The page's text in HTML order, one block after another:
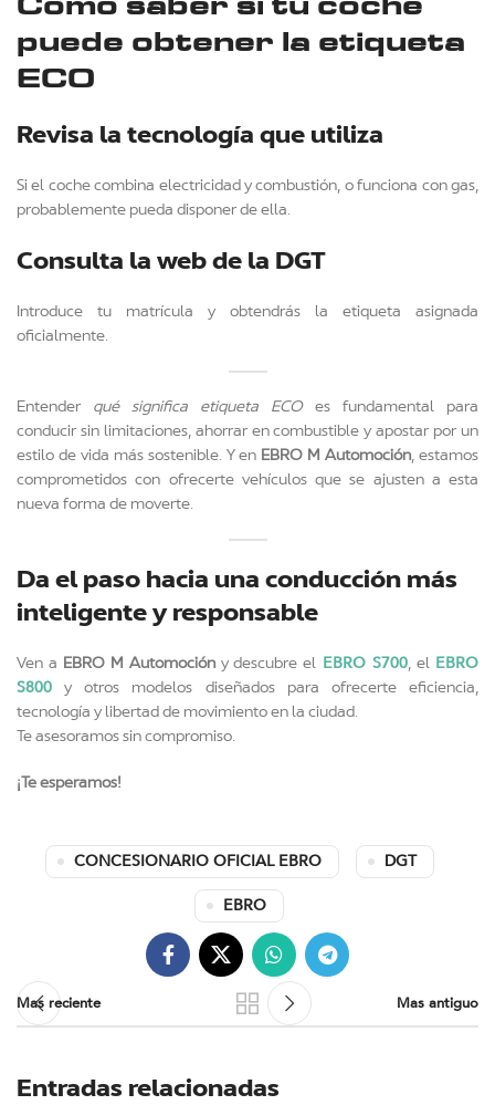
puede obtener la etiqueta
ECO
Revisa la tecnología que utiliza
Si el coche combina electricidad y combustión, o funciona con gas,
probablemente pueda disponer de ella.
Consulta la web de la DGT
Introduce tu matrícula y obtendrás la etiqueta asignada
oficialmente.
Entender qué significa etiqueta ECOes fundamental para
conducir sin limitaciones, ahorrar en combustible y apostar por un
estilo de vida más sostenible. Y en EBRO M Automoción, estamos
comprometidos con ofrecerte vehículos que se ajusten a esta
nueva forma de moverte.
Da el paso hacia una conducción más
inteligente y responsable
Ven a EBRO M Automocióny descubre el EBRO S700, el EBRO
S800 y otros modelos diseñados para ofrecerte eficiencia,
tecnología y libertad de movimiento en la ciudad.
Te asesoramos sin compromiso.
¡Te esperamos!
CONCESIONARIO OFICIAL EBRO DGT
EBRO
Mas reciente Mas antiguo
Entradas relacionadas